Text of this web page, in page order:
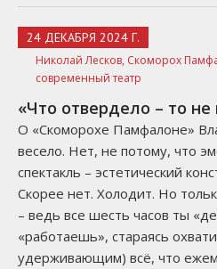
24 ДЕКАБРЯ 2024 Г.
Николай Лесков, Скоморох
современный театр
«Что отвердело – то не
О «Скоморохе Памфалоне»
весело. Нет, не потому, что
спектакль – эстетический
Скорее нет. Холодит. Но
– ведь все шесть часов ты
«работаешь», стараясь
удерживающим) всё, что